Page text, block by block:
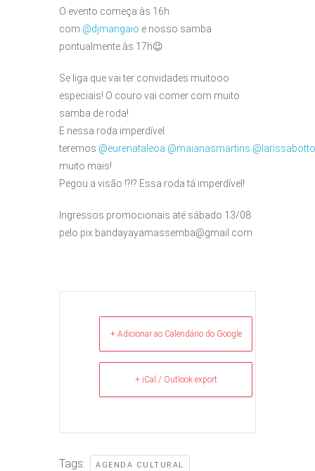
O evento começa às 16h
com @djmangaio e nosso samba
pontualmente às 17h😉
Se liga que vai ter convidades muitooo
especiais! O couro vai comer com muito
samba de roda!
E nessa roda imperdível
teremos @eurenataleoa @maianasmartins @larissabotto
muito mais!
Pegou a visão !?!? Essa roda tá imperdível!
Ingressos promocionais até sábado 13/08
pelo pix bandayayamassemba@gmail.com
+ Adicionar ao Calendário do Google
+ iCal / Outlook export
Tags: AGENDA CULTURAL